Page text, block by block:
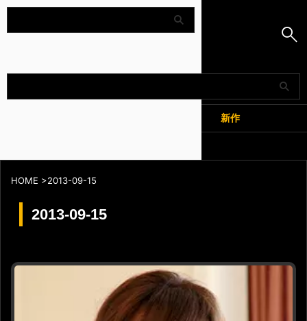
Amapedia
新作
HOME >2013-09-15
2013-09-15